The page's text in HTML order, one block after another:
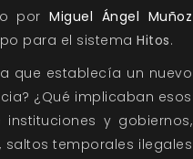
porMiguel Ángel Muñoz
para el sistema Hitos.
que establecía un nuevo
¿Qué implicaban esos
y gobiernos,
saltos temporales ilegales